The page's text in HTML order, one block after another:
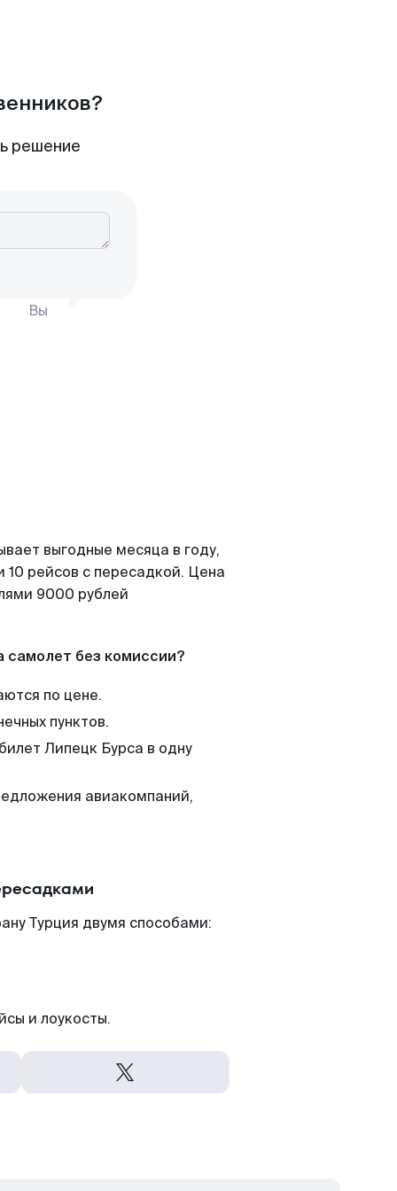
решение
Вы
выгодные месяца в году,
рейсов с пересадкой. Цена
9000 рублей
самолет без комиссии?
по цене.
пунктов.
Липецк Бурса в одну
авиакомпаний,
Турция двумя способами:
и лоукосты.